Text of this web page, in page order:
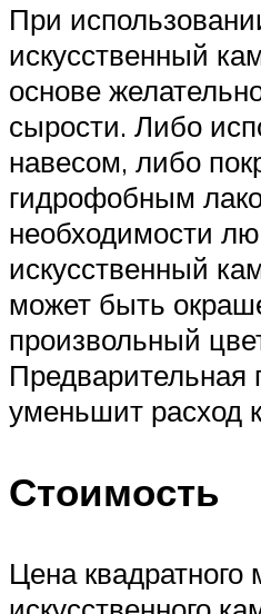
При
искусственный
основе
сырости. Либо
навесом, либо
гидрофобным
необходимости
искусственный
может быть
произвольный
Предварительная
уменьшит расход
Стоимость
Цена квадратного